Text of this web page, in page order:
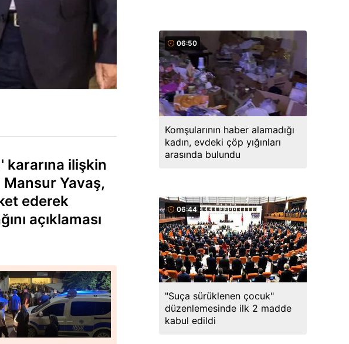
kararına ilişkin
Yavaş,
ederek
açıklaması
06:50
Komşularının haber alamadığı
kadın, evdeki çöp yığınları
arasında bulundu
06:44
"Suça sürüklenen çocuk"
düzenlemesinde ilk 2 madde
kabul edildi